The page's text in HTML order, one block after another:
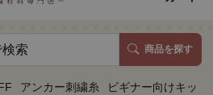
商品を探す
アンカー刺繍糸 ビギナー向けキット